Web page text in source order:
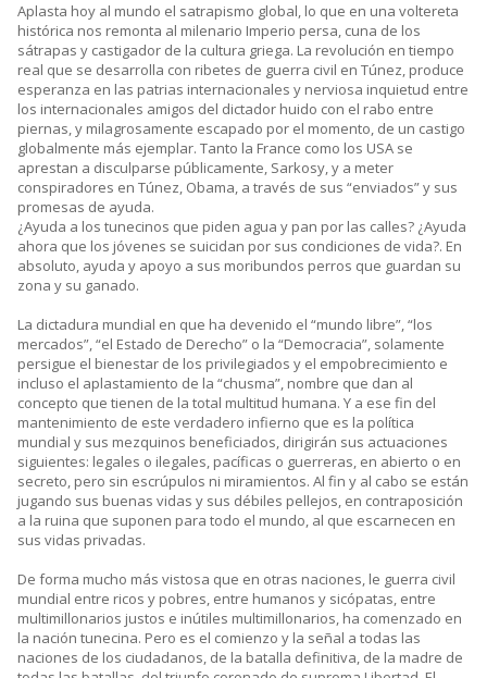
Aplasta hoy al mundo el satrapismo global, lo que en una voltereta
histórica nos remonta al milenario Imperio persa, cuna de los
sátrapas y castigador de la cultura griega. La revolución en tiempo
real que se desarrolla con ribetes de guerra civil en Túnez, produce
esperanza en las patrias internacionales y nerviosa inquietud entre
los internacionales amigos del dictador huido con el rabo entre
piernas, y milagrosamente escapado por el momento, de un castigo
globalmente más ejemplar. Tanto la France como los USA se
aprestan a disculparse públicamente, Sarkosy, y a meter
conspiradores en Túnez, Obama, a través de sus “enviados” y sus
promesas de ayuda.
¿Ayuda a los tunecinos que piden agua y pan por las calles? ¿Ayuda
ahora que los jóvenes se suicidan por sus condiciones de vida?. En
absoluto, ayuda y apoyo a sus moribundos perros que guardan su
zona y su ganado.
La dictadura mundial en que ha devenido el “mundo libre”, “los
mercados”, “el Estado de Derecho” o la “Democracia”, solamente
persigue el bienestar de los privilegiados y el empobrecimiento e
incluso el aplastamiento de la “chusma”, nombre que dan al
concepto que tienen de la total multitud humana. Y a ese fin del
mantenimiento de este verdadero infierno que es la política
mundial y sus mezquinos beneficiados, dirigirán sus actuaciones
siguientes: legales o ilegales, pacíficas o guerreras, en abierto o en
secreto, pero sin escrúpulos ni miramientos. Al fin y al cabo se están
jugando sus buenas vidas y sus débiles pellejos, en contraposición
a la ruina que suponen para todo el mundo, al que escarnecen en
sus vidas privadas.
De forma mucho más vistosa que en otras naciones, le guerra civil
mundial entre ricos y pobres, entre humanos y sicópatas, entre
multimillonarios justos e inútiles multimillonarios, ha comenzado en
la nación tunecina. Pero es el comienzo y la señal a todas las
naciones de los ciudadanos, de la batalla definitiva, de la madre de